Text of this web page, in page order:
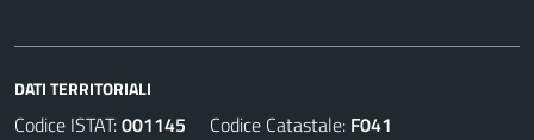
DATI TERRITORIALI
Codice ISTAT:001145 Codice Catastale: F041